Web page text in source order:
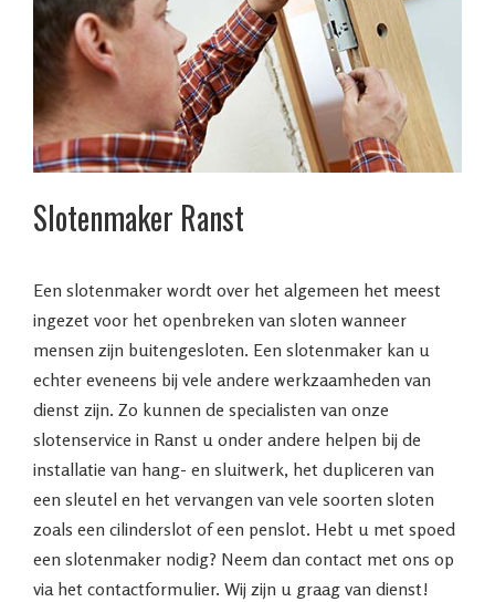
Slotenmaker Ranst
Een slotenmaker wordt over het algemeen het meest
ingezet voor het openbreken van sloten wanneer
mensen zijn buitengesloten. Een slotenmaker kan u
echter eveneens bij vele andere werkzaamheden van
dienst zijn. Zo kunnen de specialisten van onze
slotenservice in Ranst u onder andere helpen bij de
installatie van hang- en sluitwerk, het dupliceren van
een sleutel en het vervangen van vele soorten sloten
zoals een cilinderslot of een penslot. Hebt u met spoed
een slotenmaker nodig? Neem dan contact met ons op
via het contactformulier. Wij zijn u graag van dienst!